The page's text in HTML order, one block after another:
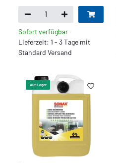
Sofort verfügbar
Lieferzeit: 1 - 3 Tage mit
Standard Versand
Auf Lager